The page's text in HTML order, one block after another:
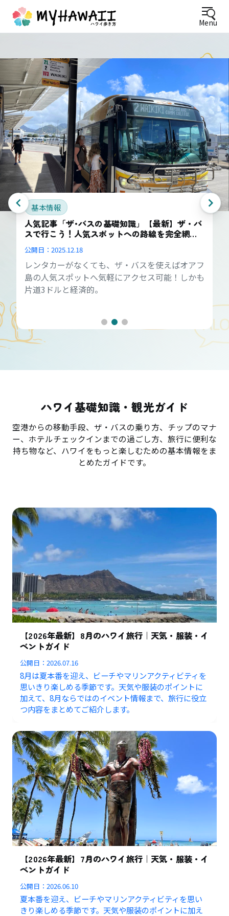
Menu
基本情報
人気記事「ザ･バスの基礎知識」【最新】ザ・バ
スで行こう！人気スポットへの路線を完全網
羅！
公開日： 2025.12.18
レンタカーがなくても、ザ・バスを使えばオアフ
島の人気スポットへ気軽にアクセス可能！しかも
片道3ドルと経済的。
ハワイ基礎知識・観光ガイド
空港からの移動手段、ザ・バスの乗り方、チップのマナ
ー、ホテルチェックインまでの過ごし方、旅行に便利な
持ち物など、ハワイをもっと楽しむための基本情報をま
とめたガイドです。
【2026年最新】8月のハワイ旅行｜天気・服装・イ
ベントガイド
公開日：2026.07.16
8月は夏本番を迎え、ビーチやマリンアクティビティを
思いきり楽しめる季節です。天気や服装のポイントに
加えて、8月ならではのイベント情報まで、旅行に役立
つ内容をまとめてご紹介します。
【2026年最新】7月のハワイ旅行｜天気・服装・イ
ベントガイド
公開日：2026.06.10
夏本番を迎え、ビーチやマリンアクティビティを思い
きり楽しめる季節です。天気や服装のポイントに加え